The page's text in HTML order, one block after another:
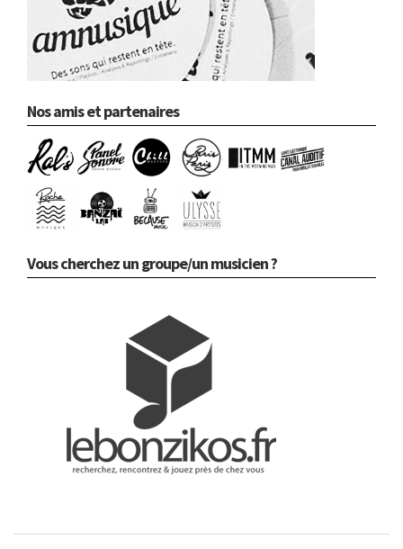
Nos amis et partenaires
Vous cherchez un groupe/un musicien ?